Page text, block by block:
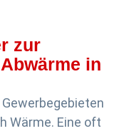
zur
in
Wärme. Eine oft